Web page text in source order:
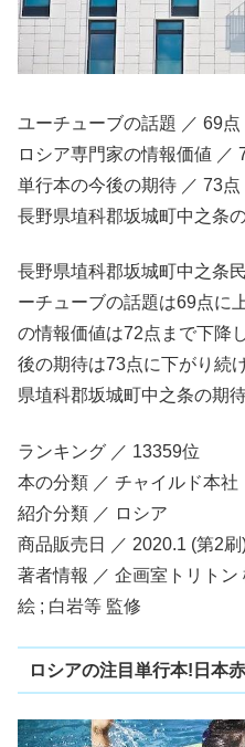
ユーチューブの話題 ／ 69点
ロシア専門家の情報価値 ／
単行本の今後の期待 ／ 73点
長野県埴科郡坂城町中之条
長野県埴科郡坂城町中之条
ーチューブの話題は69点に
の情報価値は72点まで下降
後の期待は73点に下がり続
県埴科郡坂城町中之条の期
ランキング ／ 13359位
本の分類 ／ チャイルド本社
紹介分類 ／ ロシア
商品販売日 ／ 2020.1 (第2刷
著者情報 ／ 企画室トリトン
絵 ; 白岩等 監修
ロシアの注目単行本!日本